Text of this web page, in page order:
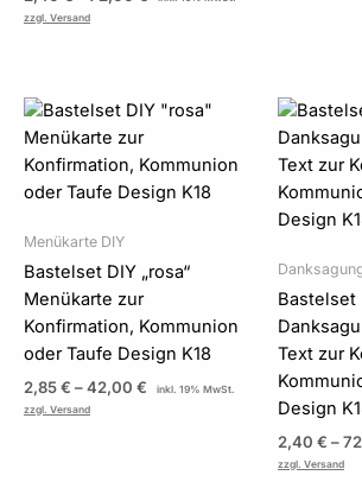
zzgl. Versand
Menükarte DIY
Bastelset DIY „rosa“
Menükarte zur
Konfirmation, Kommunion
oder Taufe Design K18
2,85€ –42,00 €
Preisspanne:
42,00 €
inkl. 19% MwSt.
zzgl. Versand
Bastelset
Text zur
Design
2,40 € –
zzgl. Versand